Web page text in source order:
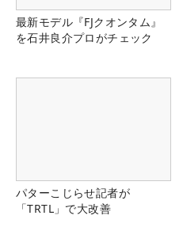
最新モデル『FJクオンタム』
を石井良介プロがチェック
パターこじらせ記者が
「TRTL」で大改善